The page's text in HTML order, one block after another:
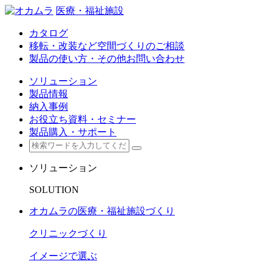
医療・福祉施設
カタログ
移転・改装など空間づくりのご相談
製品の使い方・その他お問い合わせ
ソリューション
製品情報
納入事例
お役立ち資料・セミナー
製品購入・サポート
ソリューション
SOLUTION
オカムラの医療・福祉施設づくり
クリニックづくり
イメージで選ぶ